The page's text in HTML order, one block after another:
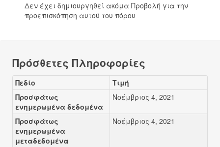
Δεν έχει δημιουργηθεί ακόμα Προβολή για την
προεπισκόπηση αυτού του πόρου
Πρόσθετες Πληροφορίες
Πεδίο
Τιμή
Προσφάτως
ενημερωμένα δεδομένα
Νοέμβριος 4, 2021
Προσφάτως
ενημερωμένα
μεταδεδομένα
Νοέμβριος 4, 2021